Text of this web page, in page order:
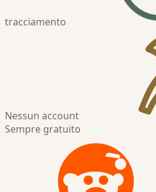
tracciamento
Nessun account
Sempre gratuito